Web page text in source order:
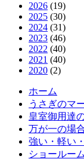
2026 (19)
2025 (30)
2024 (31)
2023 (46)
2022 (40)
2021 (40)
2020 (2)
ホーム
うさぎのマ
皇室御用達
万が一の場
強い・軽い
ショールー